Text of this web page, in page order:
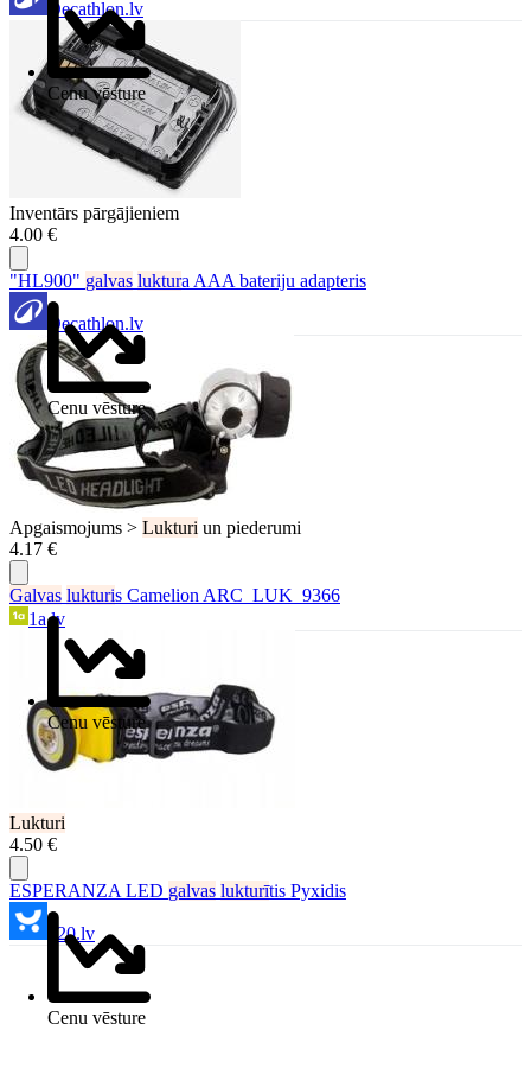
Cenu vēsture
Decathlon.lv
Inventārs pārgājieniem
4.00 €
Cenu vēsture
"HL900" galvas luktura AAA bateriju adapteris
Decathlon.lv
Apgaismojums > Lukturi un piederumi
4.17 €
Cenu vēsture
Galvas lukturis Camelion ARC_LUK_9366
1a.lv
Lukturi
4.50 €
Cenu vēsture
ESPERANZA LED galvas lukturītis Pyxidis
220.lv